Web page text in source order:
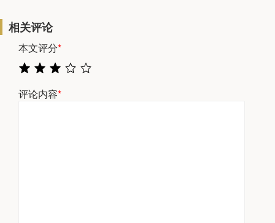
相关评论
本文评分*
评论内容*